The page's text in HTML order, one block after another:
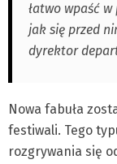
łatwo wpaść
jak się przed
dyrektor
Nowa fabuła
festiwali. Tego
rozgrywania się